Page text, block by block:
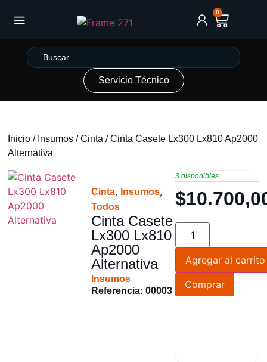
0
Servicio Técnico
Inicio / Insumos /Cinta / Cinta Casete Lx300 Lx810 Ap2000
Alternativa
Cinta, Insumos,
Todos
Cinta Casete
Lx300 Lx810
Ap2000
Alternativa
Insumos
Referencia: 00003
3 disponibles
$
Agregar al carrito
Comprar